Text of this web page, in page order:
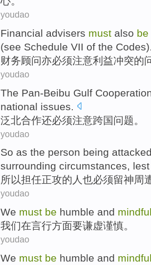
youdao
Financial advisers must also be
(see Schedule VII of the
财务顾问亦必须注意利益冲突的
youdao
The Pan-Beibu Gulf
national issues
泛北合作还必须注意跨国问题 。
youdao
So as the person being
surrounding circumstances, lest
所以担任正攻的 人 也必须留神周
youdao
We must be humble and
我们在言行方面要谦虚谨慎。
youdao
We must be humble and